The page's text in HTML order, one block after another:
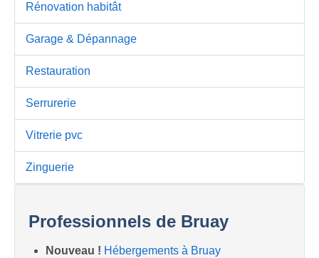
Rénovation habitât
Garage & Dépannage
Restauration
Serrurerie
Vitrerie pvc
Zinguerie
Professionnels de Bruay
Nouveau ! Hébergements à Bruay